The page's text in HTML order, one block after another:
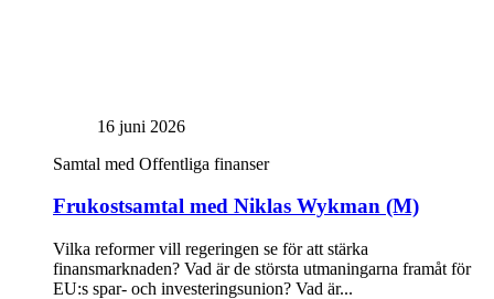
16 juni 2026
Samtal med Offentliga finanser
Frukostsamtal med Niklas Wykman (M)
Vilka reformer vill regeringen se för att stärka
finansmarknaden? Vad är de största utmaningarna framåt för
EU:s spar- och investeringsunion? Vad är...